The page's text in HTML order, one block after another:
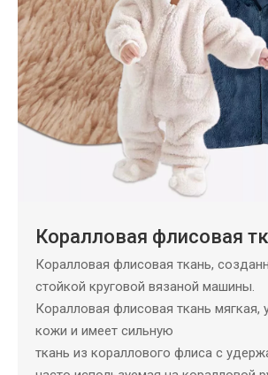
Коралловая флисовая
Коралловая флисовая ткань,
стойкой круговой вязаной машины.
Коралловая флисовая ткань мягкая,
кожи и имеет сильную
ткань из кораллового флиса с